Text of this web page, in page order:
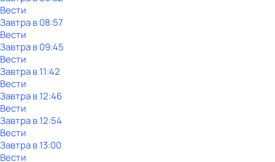
Вести
Завтра в 08:57
Вести
Завтра в 09:45
Вести
Завтра в 11:42
Вести
Завтра в 12:46
Вести
Завтра в 12:54
Вести
Завтра в 13:00
Вести